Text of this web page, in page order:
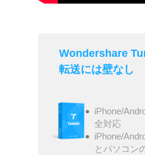
Wondershare
転送には壁なし
iPhone/
全対応
iPhone/
とパソコン